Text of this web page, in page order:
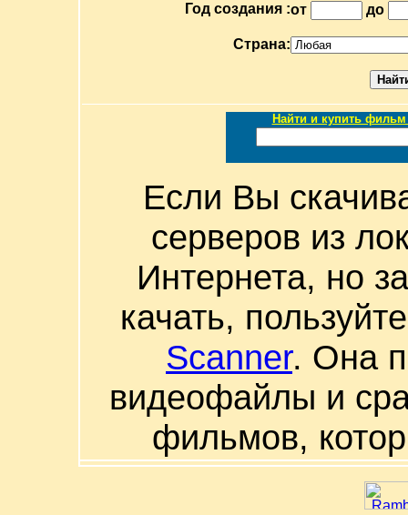
Год создания :от до
Страна:
Найти и купить фильм
Если Вы
серверов из
Интернета, но
качать,
Scanner. Она
видеофайлы и
фильмов,